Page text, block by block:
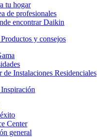
tu hogar
de profesionales
encontrar Daikin
y consejos
de Instalaciones Residenciales
Center
general